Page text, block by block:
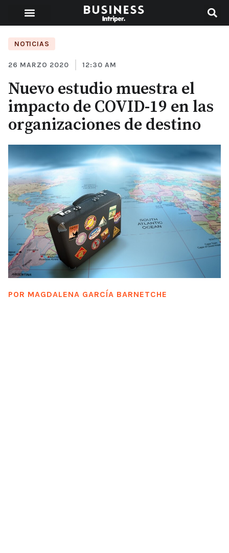
NOTICIAS
26 MARZO 2020 12:30 AM
Nuevo estudio muestra el
impacto de COVID-19 en las
organizaciones de destino
POR MAGDALENA GARCÍA BARNETCHE